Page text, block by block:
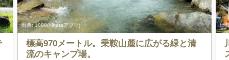
出典:1098(hinataアプリ)
標高970メートル。乗鞍山麓に広がる緑と清
流のキャンプ場。
出